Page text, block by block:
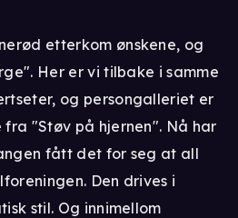
etterkom ønskene, og
Her er vi tilbake i samme
og persongalleriet er
"Støv på hjernen". Nå har
fått det for seg at all
Den drives i
stil. Og innimellom